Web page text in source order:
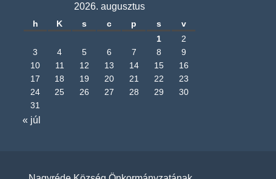
2026. augusztus
h K s c p s
v
1
2
3
4 5 6 7 8
9
10
11 12 13 14 15
16
17
18 19 20 21 22
23
24
25 26 27 28 29
30
31
« júl